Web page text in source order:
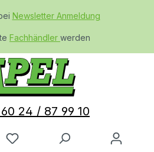
Newsletter Anmeldung
Fachhändlerwerden
24 / 87 99 10
Du hast 0 Produkte auf dem